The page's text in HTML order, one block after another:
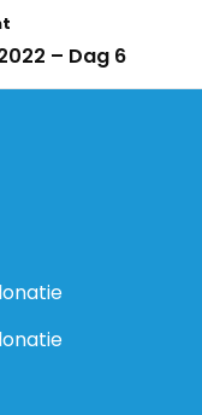
– Dag 6